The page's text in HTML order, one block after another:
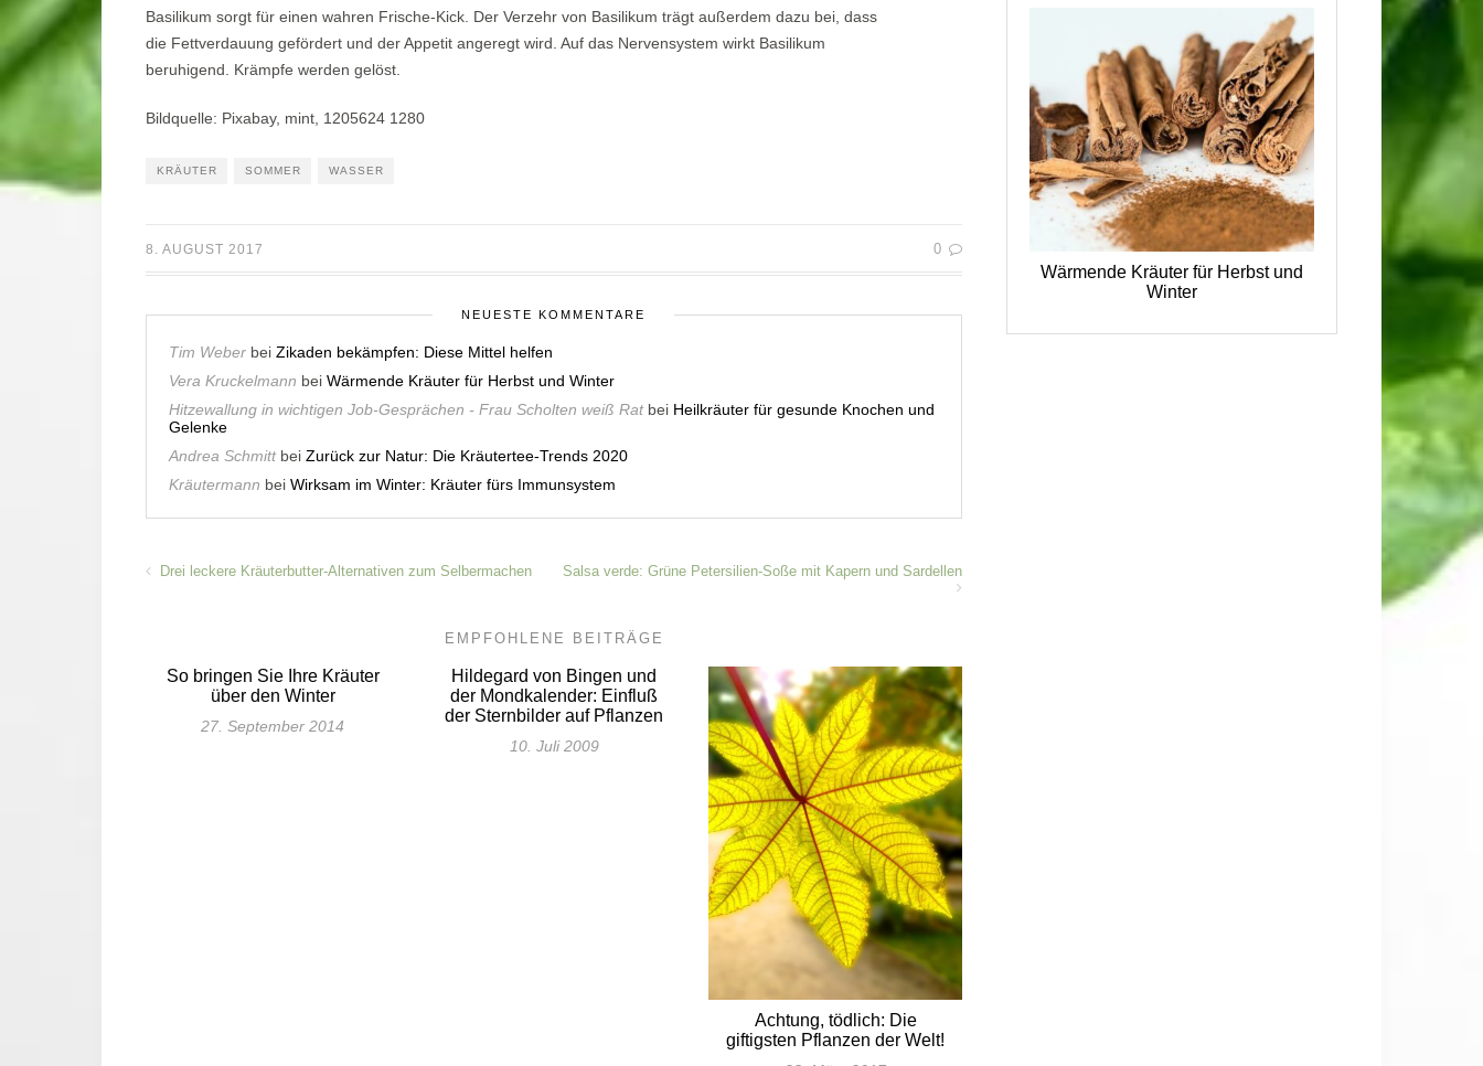
Basilikum sorgt für einen wahren Frische-Kick. Der Verzehr von Basilikum trägt außerdem dazu bei, dass
die Fettverdauung gefördert und der Appetit angeregt wird. Auf das Nervensystem wirkt Basilikum
beruhigend. Krämpfe werden gelöst.
Bildquelle: Pixabay, mint, 1205624 1280
KRÄUTER SOMMER WASSER
8. AUGUST 2017 0
NEUESTE KOMMENTARE
Tim Weber bei Zikaden bekämpfen: Diese Mittel helfen
Vera Kruckelmann bei Wärmende Kräuter für Herbst und Winter
Hitzewallung in wichtigen Job-Gesprächen - Frau Scholten weiß Ratbei Heilkräuter für gesunde Knochen und
Gelenke
Andrea Schmittbei Zurück zur Natur: Die Kräutertee-Trends 2020
Kräutermann bei Wirksam im Winter: Kräuter fürs Immunsystem
Drei leckere Kräuterbutter-Alternativen zum Selbermachen Salsa verde: Grüne Petersilien-Soße mit Kapern und Sardellen
EMPFOHLENE BEITRÄGE
So bringen Sie Ihre Kräuter
über den Winter
27. September 2014
Hildegard von Bingen und
der Mondkalender: Einfluß
der Sternbilder auf Pflanzen
10. Juli 2009
Achtung, tödlich: Die
giftigsten Pflanzen der Welt!
Wärmende Kräuter für Herbst und
Winter